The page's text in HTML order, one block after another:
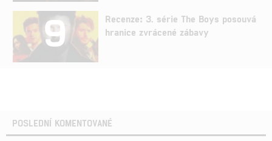
9
Recenze: 3. série The Boys posouvá
hranice zvrácené zábavy
POSLEDNÍ KOMENTOVANÉ